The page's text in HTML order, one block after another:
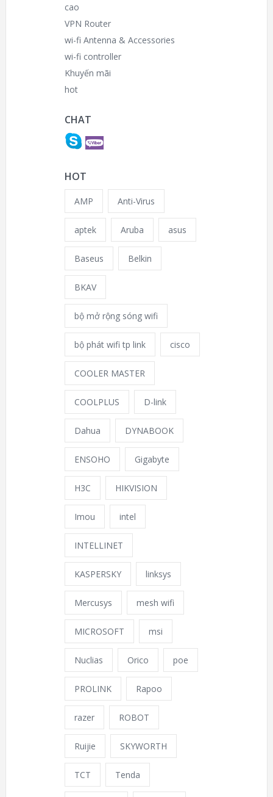
cao
VPN Router
wi-fi Antenna & Accessories
wi-fi controller
Khuyến mãi
hot
CHAT
HOT
AMP Anti-Virus
aptek Aruba asus
Baseus Belkin
BKAV
bộ mở rộng sóng wifi
bộ phát wifi tp link cisco
COOLER MASTER
COOLPLUS D-link
Dahua DYNABOOK
ENSOHO Gigabyte
H3C HIKVISION
Imou intel
INTELLINET
KASPERSKY linksys
Mercusys mesh wifi
MICROSOFT msi
Nuclias Orico poe
PROLINK Rapoo
razer ROBOT
Ruijie SKYWORTH
TCT Tenda